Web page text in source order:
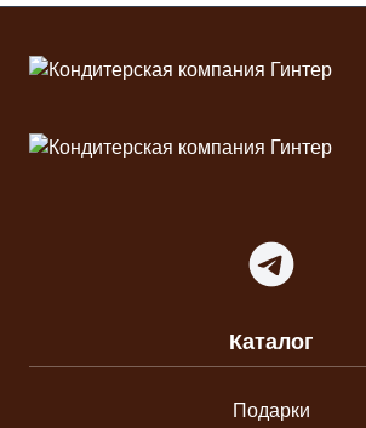
Telegram
Каталог
Подарки